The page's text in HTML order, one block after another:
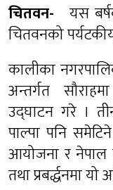
चितवन- यस
चितवनको
कालीका
अन्तर्गत
उद्घाटन गरे ।
पाल्पा पनि
आयोजना र नेपाल
तथा प्रबर्द्धनमा